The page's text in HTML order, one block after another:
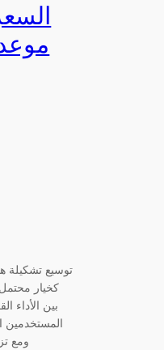
بين الأداء
المستخدمين